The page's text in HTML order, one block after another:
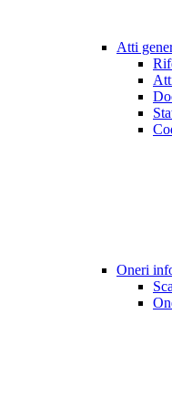
Atti
Oneri